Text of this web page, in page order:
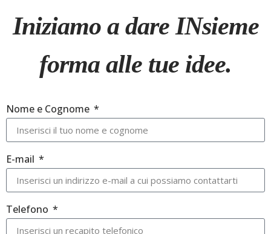
Iniziamo a dare INsieme
forma alle tue idee.
Nome e Cognome
E-mail
Telefono